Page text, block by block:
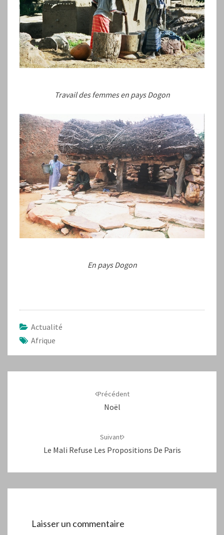
Travail des femmes en pays Dogon
En pays Dogon
Actualité
Afrique
Précédent
Noël
Suivant
Le Mali Refuse Les Propositions De Paris
Laisser un commentaire